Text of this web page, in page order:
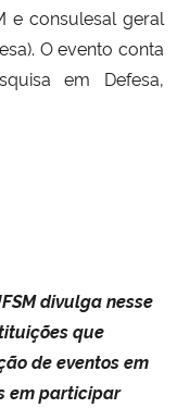
e consulesal geral
O evento conta
em Defesa,
divulga nesse
que
de eventos em
em participar